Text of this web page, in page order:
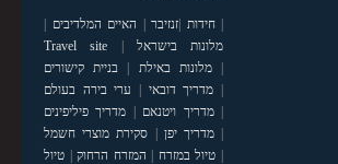
|חידות |זנזיבר | האיים המלדיבים |
מלונות בישראל |
Travel site
|מלונות באילת | בניית קישורים
| מדריך דובאי | ערי בירה בעולם
|מדריך ויטנאם | מדריך פיליפינים
|מדריך יפן | סקירת מוצרי חשמל
| טיול במזרח | המזרח הרחוק| טיול